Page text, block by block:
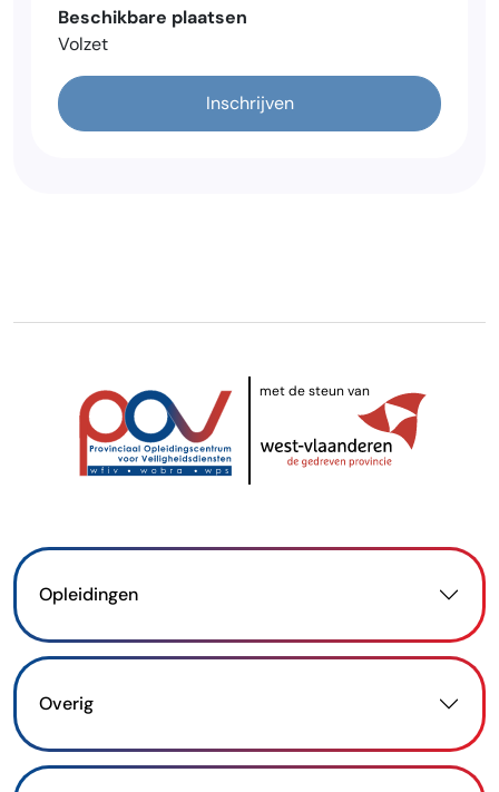
Beschikbare plaatsen
Volzet
Inschrijven
met de steun van
Opleidingen
Overig